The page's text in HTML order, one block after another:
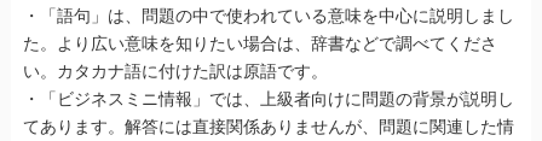
・「語句」は、問題の中で使われている意味を中心に説明しまし
た。より広い意味を知りたい場合は、辞書などで調べてくださ
い。カタカナ語に付けた訳は原語です。
・「ビジネスミニ情報」では、上級者向けに問題の背景が説明し
てあります。解答には直接関係ありませんが、問題に関連した情